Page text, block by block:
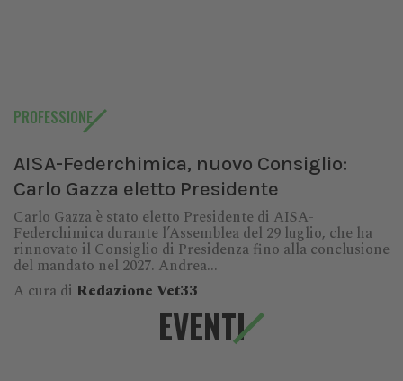
PROFESSIONE
AISA-Federchimica, nuovo Consiglio:
Carlo Gazza eletto Presidente
Carlo Gazza è stato eletto Presidente di AISA-
Federchimica durante l’Assemblea del 29 luglio, che ha
rinnovato il Consiglio di Presidenza fino alla conclusione
del mandato nel 2027. Andrea...
A cura di Redazione Vet33
EVENTI